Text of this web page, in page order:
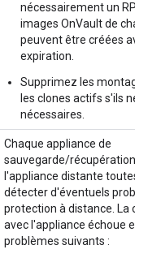
nécessairement un
images OnVault de
peuvent être créées
expiration.
Supprimez les
les clones actifs s'ils ne
nécessaires.
Chaque appliance de
sauvegarde/récupération
l'appliance distante toutes
détecter d'éventuels
protection à distance. La
avec l'appliance échoue en
problèmes suivants :